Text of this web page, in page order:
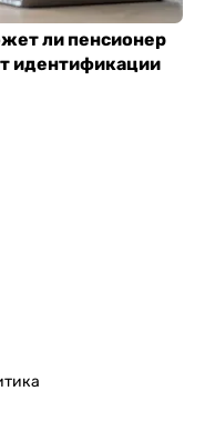
ли пенсионер
идентификации